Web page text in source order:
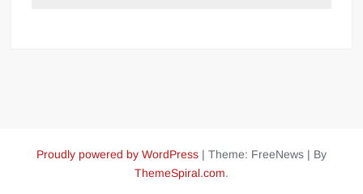
Proudly powered by WordPress | Theme: FreeNews | By
ThemeSpiral.com.